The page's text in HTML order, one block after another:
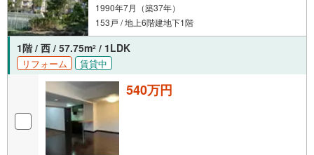
1990年7月（築37年）
153戸 / 地上6階建地下1階
1階 / 西 / 57.75m2 / 1LDK
リフォーム 賃貸中
540万円